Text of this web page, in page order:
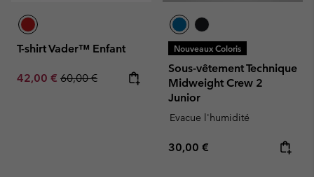
T-shirt Vader™ Enfant
Sale price:
42,00 € Regular price:
60,00 €
Nouveaux Coloris
Sous-vêtement Technique
Midweight Crew 2
Junior
Evacue l'humidité
Regular price:
30,00 €